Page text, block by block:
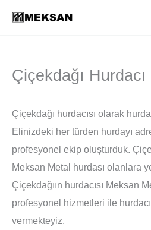
atla
Çiçekdağı Hurdacı
Çiçekdağı hurdacısı olarak
Elinizdeki her türden hurdayı
profesyonel ekip oluşturduk.
Meksan Metal hurdası olanlara
Çiçekdağıın hurdacısı Meksan
profesyonel hizmetleri ile
vermekteyiz.